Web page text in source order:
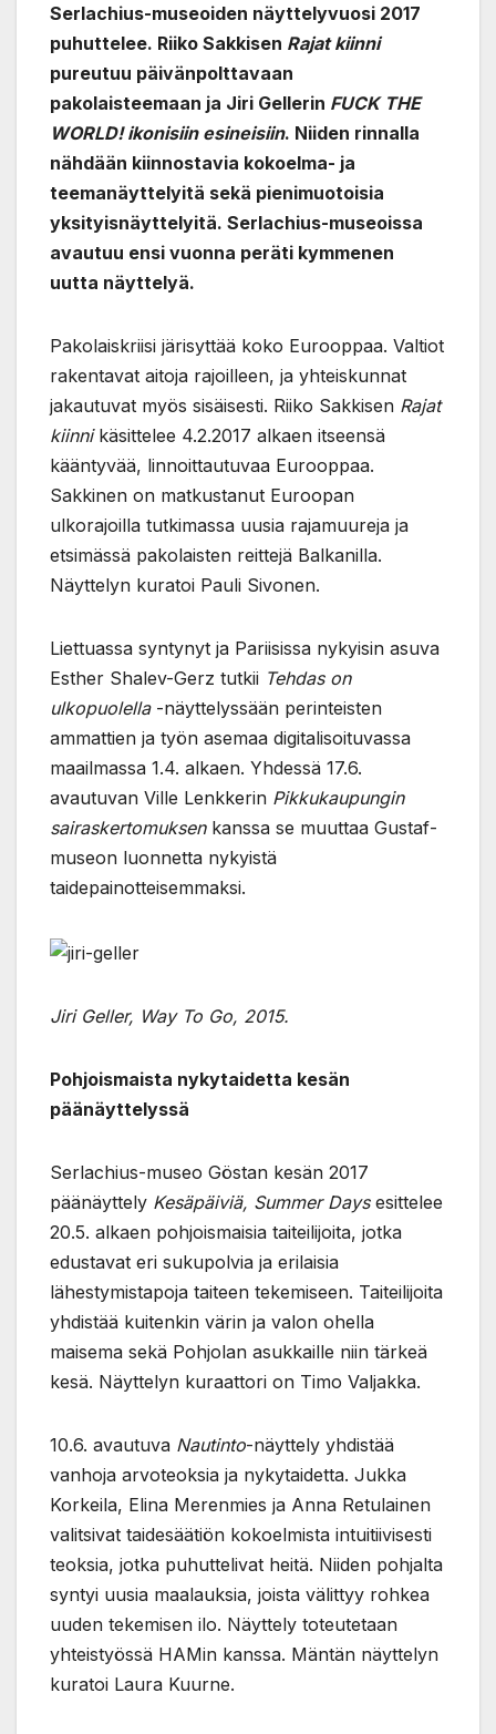
Serlachius-museoiden näyttelyvuosi 2017
puhuttelee. Riiko Sakkisen Rajat kiinni
pureutuu päivänpolttavaan
pakolaisteemaan ja Jiri Gellerin FUCK THE
WORLD! ikonisiin esineisiin. Niiden rinnalla
nähdään kiinnostavia kokoelma- ja
teemanäyttelyitä sekä pienimuotoisia
yksityisnäyttelyitä. Serlachius-museoissa
avautuu ensi vuonna peräti kymmenen
uutta näyttelyä.
Pakolaiskriisi järisyttää koko Eurooppaa. Valtiot
rakentavat aitoja rajoilleen, ja yhteiskunnat
jakautuvat myös sisäisesti. Riiko Sakkisen Rajat
kiinni käsittelee 4.2.2017 alkaen itseensä
kääntyvää, linnoittautuvaa Eurooppaa.
Sakkinen on matkustanut Euroopan
ulkorajoilla tutkimassa uusia rajamuureja ja
etsimässä pakolaisten reittejä Balkanilla.
Näyttelyn kuratoi Pauli Sivonen.
Liettuassa syntynyt ja Pariisissa nykyisin asuva
Esther Shalev-Gerz tutkii Tehdas on
ulkopuolella-näyttelyssään perinteisten
ammattien ja työn asemaa digitalisoituvassa
maailmassa 1.4. alkaen. Yhdessä 17.6.
avautuvan Ville Lenkkerin Pikkukaupungin
sairaskertomuksenkanssa se muuttaa Gustaf-
museon luonnetta nykyistä
taidepainotteisemmaksi.
Jiri Geller, Way To Go, 2015.
Pohjoismaista nykytaidetta kesän
päänäyttelyssä
Serlachius-museo Göstan kesän 2017
päänäyttely Kesäpäiviä, Summer Daysesittelee
20.5. alkaen pohjoismaisia taiteilijoita, jotka
edustavat eri sukupolvia ja erilaisia
lähestymistapoja taiteen tekemiseen. Taiteilijoita
yhdistää kuitenkin värin ja valon ohella
maisema sekä Pohjolan asukkaille niin tärkeä
kesä. Näyttelyn kuraattori on Timo Valjakka.
10.6. avautuva Nautinto-näyttely yhdistää
vanhoja arvoteoksia ja nykytaidetta. Jukka
Korkeila, Elina Merenmies ja Anna Retulainen
valitsivat taidesäätiön kokoelmista intuitiivisesti
teoksia, jotka puhuttelivat heitä. Niiden pohjalta
syntyi uusia maalauksia, joista välittyy rohkea
uuden tekemisen ilo. Näyttely toteutetaan
yhteistyössä HAMin kanssa. Mäntän näyttelyn
kuratoi Laura Kuurne.